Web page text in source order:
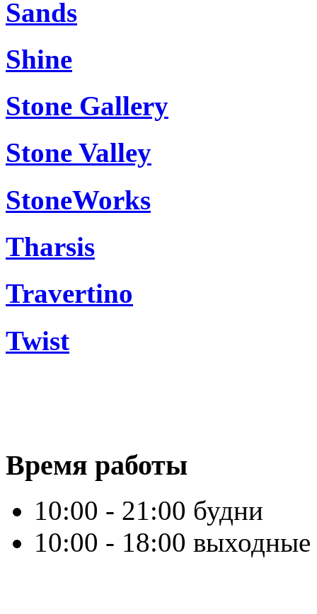
Sands
Shine
Stone Gallery
Stone Valley
StoneWorks
Tharsis
Travertino
Twist
Время работы
10:00 - 21:00 будни
10:00 - 18:00 выходные